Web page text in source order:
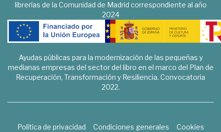
librerías de la Comunidad de Madrid correspondiente al año
2024
Ayudas públicas para la modernización de las pequeñas y
medianas empresas del sector del libro en el marco del Plan de
Recuperación, Transformación y Resiliencia. Convocatoria
2022.
Política de privacidad Condiciones generales
Cookies